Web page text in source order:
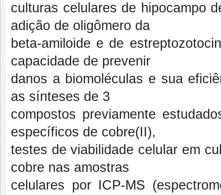
culturas celulares de hipocampo
adição de oligômero da
beta-amiloide e de
capacidade de prevenir
danos a biomoléculas e sua
as sínteses de 3
compostos previamente
específicos de cobre(II),
testes de viabilidade celular em
cobre nas amostras
celulares por ICP-MS